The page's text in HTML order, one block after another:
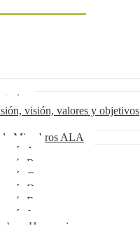
visión, valores y objetivos
Miembros ALA
A
B
C
D
E
J
Honorarios